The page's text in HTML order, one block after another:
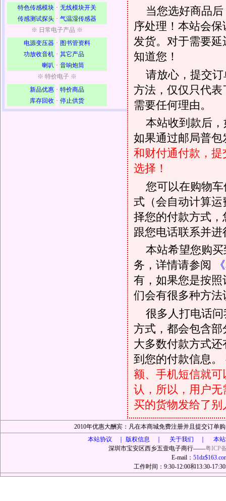
特色传感模块 · 无线模块开关
传感测试探头 · 气温湿传感器
※ 日常电子产品 ※
电源变压器 · 图书管资料
功放收音机 · 其它产品
喇叭 · 音响炮筒
※ 特价电子 ※
新品优惠 · 特价商品
库存回收 · 停止供货
当您选好商品
序处理！本站会
发货。对于需要
知道您！
请放心，提交
方法，仅仅只代
需要任何理由。
本站收到款后
如果通过邮局普包
和财付通付款，
选择！
您可以在购物
式（会自动计算
择您的付款方式
跟您电话联系并
本站希望您购
务，详情请参阅
有，如果您是按
们会有很多种方
很多人打电话
方式，都会包含
大多数付款方式
到您的付款信息。
额、手机短信就可
认，所以，用户
买的货物发给了别
2010年优惠大酬宾：凡在本商城免费注册并且提交订单
本站协议 ｜
版权信息 ｜ 关于我们 ｜ 本
深圳市宝安区西乡五壹电子商行——粤ICP
E-mail：
工作时间：9:30-12:00和13:30-